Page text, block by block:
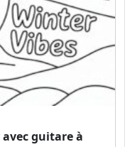
guitare à